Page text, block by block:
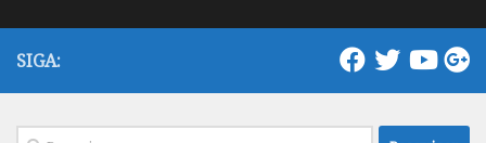
SIGA:
Pesquisar